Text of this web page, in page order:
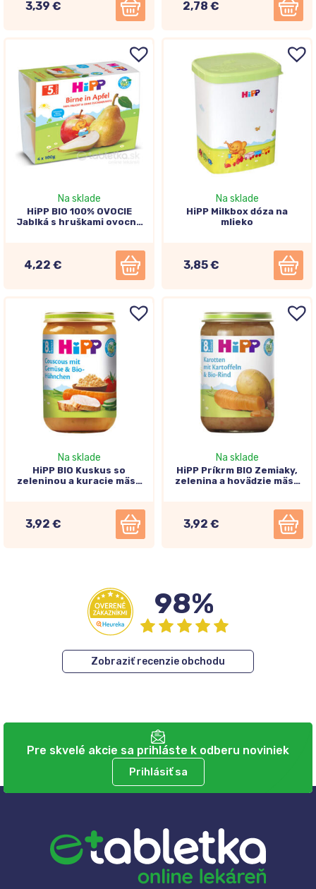
3,39 € 2,78 €
Na sklade
HiPP BIO 100% OVOCIE
Jablká s hruškami ovocný
4,22 €
Na sklade
HiPP Milkbox dóza na
mlieko
3,85 €
Na sklade
HiPP BIO Kuskus so
zeleninou a kuracie mäso
3,92 €
Na sklade
HiPP Príkrm BIO Zemiaky,
zelenina a hovädzie mäso
3,92 €
98%
Zobraziť recenzie obchodu
Pre skvelé akcie sa prihláste k odberu noviniek
Prihlásiť sa